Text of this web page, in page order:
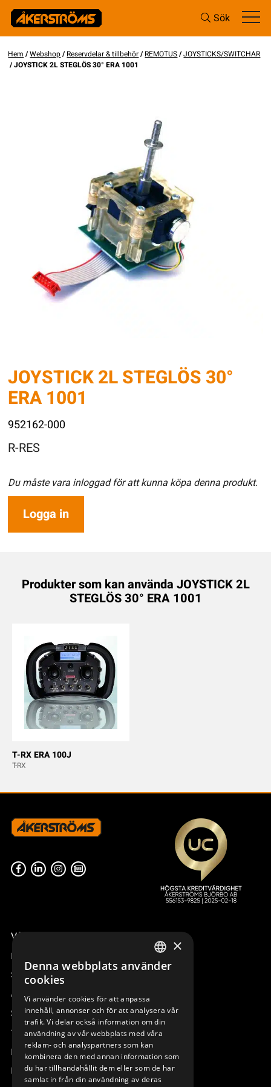
Sök
Hem /Webshop/Reservdelar & tillbehör/REMOTUS/JOYSTICKS/SWITCHAR
/ JOYSTICK 2L STEGLÖS 30° ERA 1001
JOYSTICK 2L STEGLÖS 30°
ERA 1001
952162-000
R-RES
Du måste vara inloggad för att kunna köpa denna produkt.
Logga in
Produkter som kan använda JOYSTICK 2L
STEGLÖS 30° ERA 1001
T-RX ERA 100J
T-RX
Våra radiostyrningar – översikt
Remotus
Sesam
Access_Ctrl
Support
Teknisk support
Boka service
Manualer och videoinstruktioner
SWEDISH
DEUTSCH
×
Denna webbplats använder
cookies
Vi använder cookies för att anpassa
innehåll, annonser och för att analysera vår
trafik. Vi delar också information om din
användning av vår webbplats med våra
reklam- och analyspartners som kan
kombinera den med annan information som
du har tillhandahållit dem eller som de har
samlat in från din användning av deras